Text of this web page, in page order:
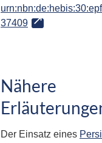
37409
Nähere
Der Einsatz eines